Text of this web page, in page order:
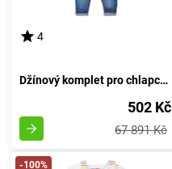
4
Džínový komplet pro chlapce - triko a džíny, Minoti, Planet 4, žluté - velikost 92/98 | pro věk 2/3 let
502 Kč
67 891 Kč
-100%